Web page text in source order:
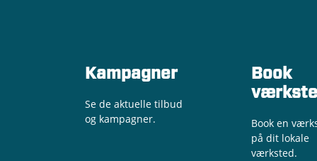
Kampagner
Se de aktuelle tilbud
og kampagner.
Book
Book en
på dit lokale
værksted.